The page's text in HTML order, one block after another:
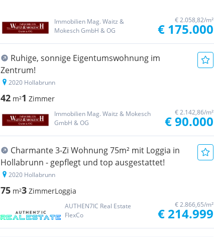
Immobilien Mag. Waitz &
Mokesch GmbH & OG
€ 2.058,82/m²
€ 175.000
Ruhige, sonnige Eigentumswohnung im
Zentrum!
2020 Hollabrunn
42 m²1 Zimmer
Immobilien Mag. Waitz & Mokesch
GmbH & OG
€ 2.142,86/m²
€ 90.000
Charmante 3-Zi Wohnung 75m² mit Loggia in
Hollabrunn - gepflegt und top ausgestattet!
2020 Hollabrunn
75 m²3 ZimmerLoggia
AUTHEN7IC Real Estate
FlexCo
€ 2.866,65/m²
€ 214.999